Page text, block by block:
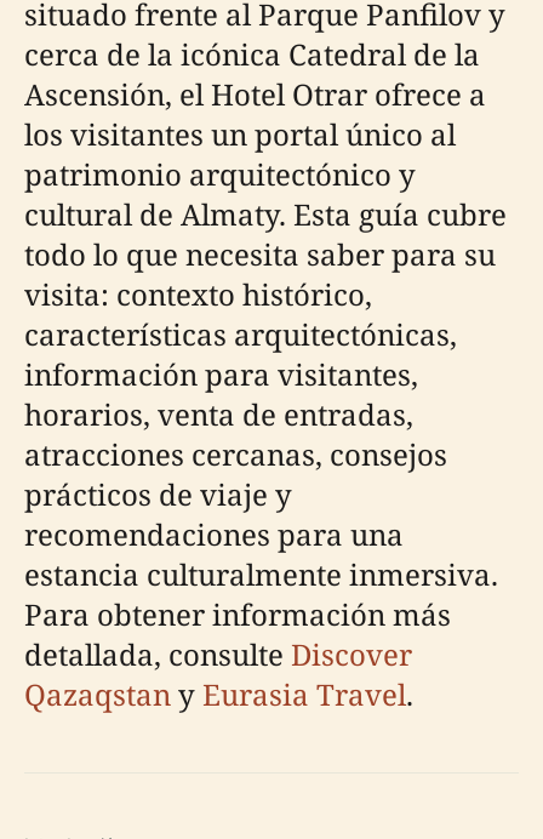
situado frente al Parque Panfilov y
cerca de la icónica Catedral de la
Ascensión, el Hotel Otrar ofrece a
los visitantes un portal único al
patrimonio arquitectónico y
cultural de Almaty. Esta guía cubre
todo lo que necesita saber para su
visita: contexto histórico,
características arquitectónicas,
información para visitantes,
horarios, venta de entradas,
atracciones cercanas, consejos
prácticos de viaje y
recomendaciones para una
estancia culturalmente inmersiva.
Para obtener información más
detallada, consulte Discover
Qazaqstany Eurasia Travel.